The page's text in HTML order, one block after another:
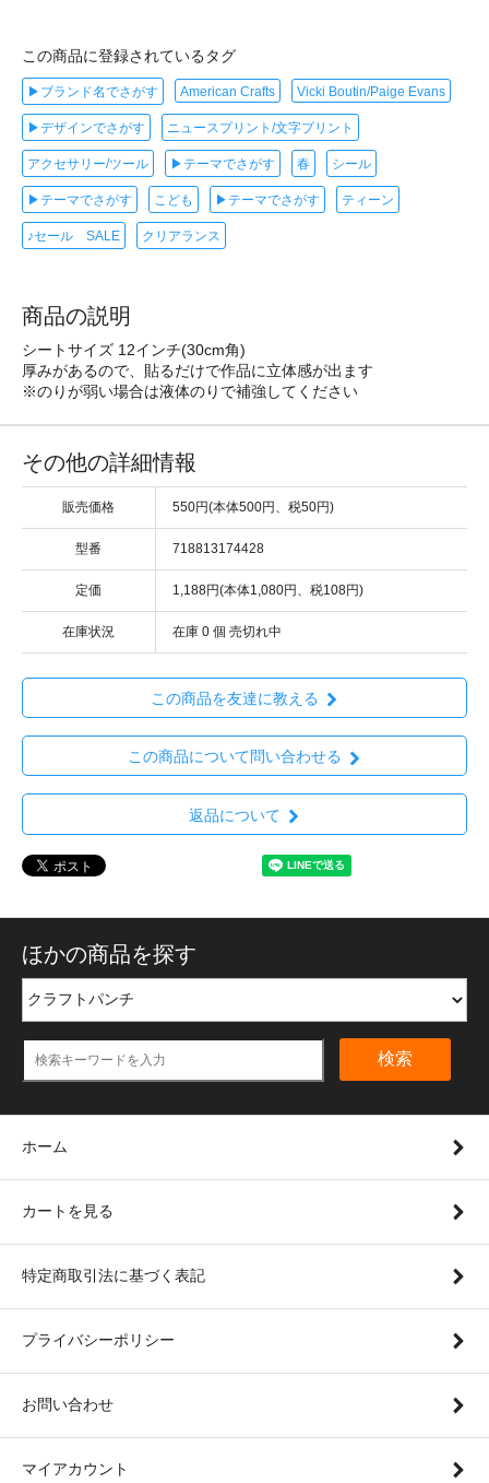
この商品に登録されているタグ
▶ブランド名でさがす American Crafts Vicki Boutin/Paige Evans
▶デザインでさがす ニュースプリント/文字プリント
アクセサリー/ツール ▶テーマでさがす 春 シール
▶テーマでさがす こども ▶テーマでさがす ティーン
♪セール SALE クリアランス
商品の説明
シートサイズ 12インチ(30cm角)
厚みがあるので、貼るだけで作品に立体感が出ます
※のりが弱い場合は液体のりで補強してください
その他の詳細情報
販売価格 550円(本体500円、税50円)
型番 718813174428
定価 1,188円(本体1,080円、税108円)
在庫状況 在庫 0 個 売切れ中
この商品を友達に教える
この商品について問い合わせる
返品について
ほかの商品を探す
検索
ホーム
カートを見る
特定商取引法に基づく表記
プライバシーポリシー
お問い合わせ
マイアカウント